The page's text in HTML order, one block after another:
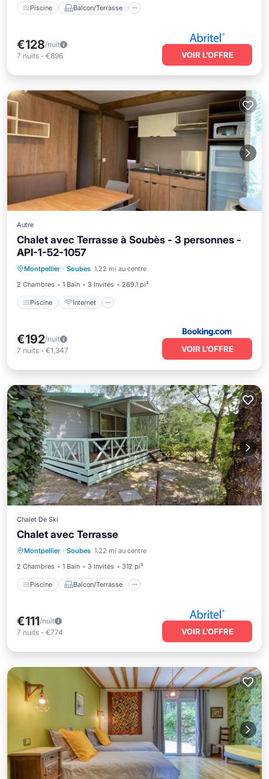
Piscine Balcon/Terrasse
€128/nuit
7 nuits - €896 VOIR L’OFFRE
Autre
Chalet avec Terrasse à Soubès - 3 personnes -
API-1-52-1057
Montpellier · Soubes 1.22 mi au centre
2 Chambres
1 Bain 3 Invités 269.1 pi²
Piscine Internet
Piscine
Adapté aux enfants
€192/nuit
7 nuits - €1,347 VOIR L’OFFRE
Chalet De Ski
Chalet avec Terrasse
Montpellier · Soubes 1.22 mi au centre
2 Chambres
1 Bain 3 Invités 312 pi²
Piscine Balcon/Terrasse
Piscine Balcon/Terrasse
Internet
€111/nuit
7 nuits - €774 VOIR L’OFFRE